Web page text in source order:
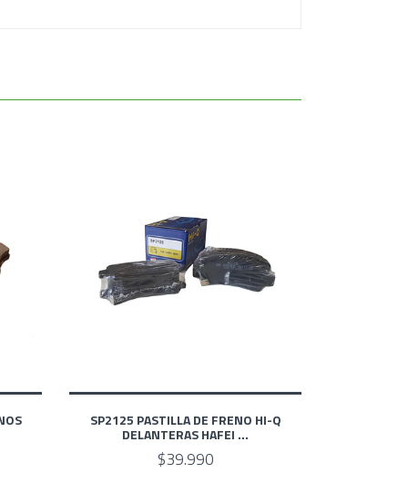
SP2125 PASTILLA DE FRENO HI-Q
DELANTERAS HAFEI ...
$39.990